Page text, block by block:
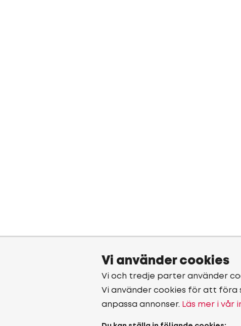
Vi använder cookies
Vi och tredje parter använder
Vi använder cookies för att
anpassa annonser. Läs mer i vår